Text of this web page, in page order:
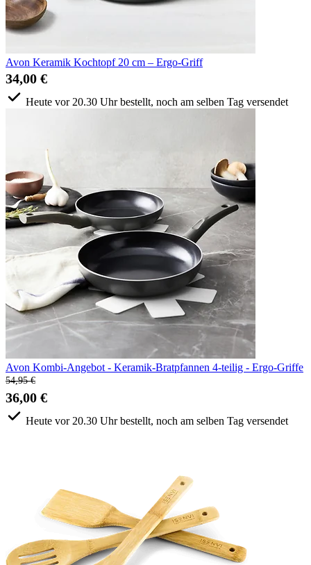
Avon Keramik Kochtopf 20 cm – Ergo-Griff
34,00 €
Heute vor 20.30 Uhr bestellt, noch am selben Tag versendet
Avon Kombi-Angebot - Keramik-Bratpfannen 4-teilig - Ergo-Griffe
54,95 €
36,00 €
Heute vor 20.30 Uhr bestellt, noch am selben Tag versendet